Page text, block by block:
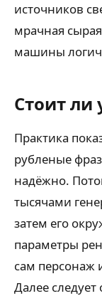
источников
мрачная
машины
Стоит ли
Практика
рубленые
надёжно.
тысячами
затем его
параметры
сам персонаж
Далее